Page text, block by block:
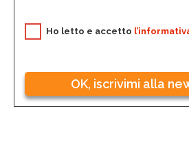
Ho letto e accetto
OK, iscrivimi alla